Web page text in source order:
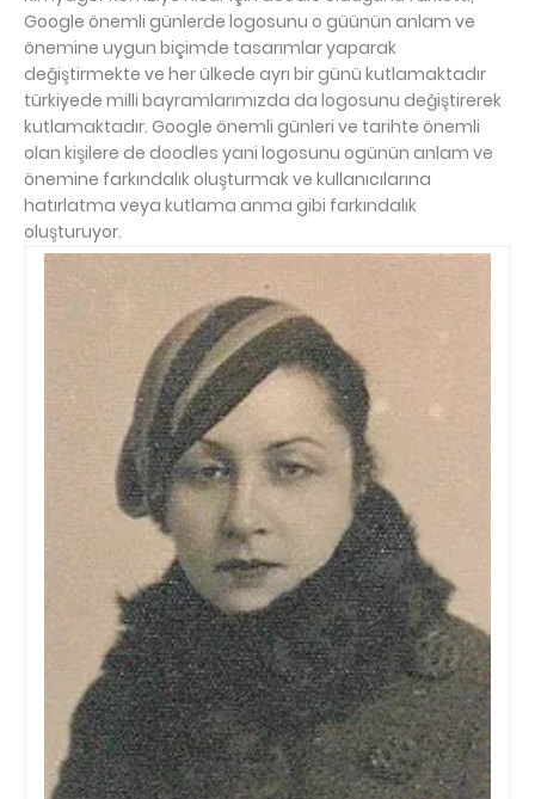
Google önemli günlerde logosunu o güünün anlam ve
önemine uygun biçimde tasarımlar yaparak
değiştirmekte ve her ülkede ayrı bir günü kutlamaktadır
türkiyede milli bayramlarımızda da logosunu değiştirerek
kutlamaktadır. Google önemli günleri ve tarihte önemli
olan kişilere de doodles yani logosunu ogünün anlam ve
önemine farkındalık oluşturmak ve kullanıcılarına
hatırlatma veya kutlama anma gibi farkındalık
oluşturuyor.